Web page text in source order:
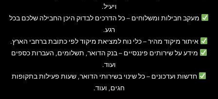
ויעיל.
מעקב חבילות ומשלוחים – כל הדרכים לבדוק היכן החבילה שלכם בכל
רגע.
איתור מיקוד מהיר– כלי נוח למציאת מיקוד לפי כתובת ברחבי הארץ.
מידע על שירותים פיננסיים – בנק הדואר, תשלומים, העברות כספים
ועוד.
חדשות ועדכונים – כל שינוי בשירותי הדואר, שעות פעילות בתקופות
חגים, ועוד.